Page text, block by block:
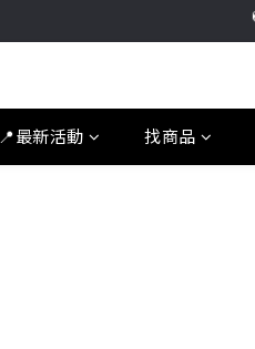
📍最新活動 找商品